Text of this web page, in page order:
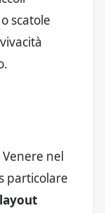
scatole
nel
particolare
layout